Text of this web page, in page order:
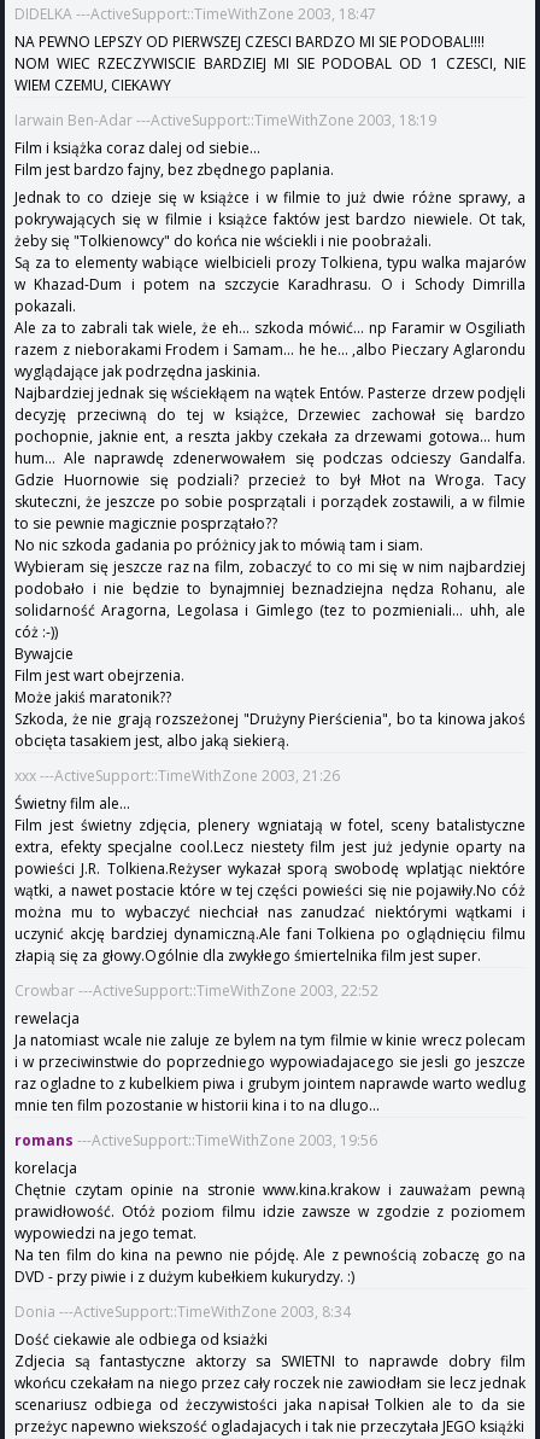
DIDELKA ---ActiveSupport::TimeWithZone 2003, 18:47
NA PEWNO LEPSZY OD PIERWSZEJ CZESCI BARDZO MI SIE PODOBAL!!!!
NOM WIEC RZECZYWISCIE BARDZIEJ MI SIE PODOBAL OD 1 CZESCI, NIE
WIEM CZEMU, CIEKAWY
Iarwain Ben-Adar ---ActiveSupport::TimeWithZone 2003, 18:19
Film i książka coraz dalej od siebie...
Film jest bardzo fajny, bez zbędnego paplania.
Jednak to co dzieje się w książce i w filmie to już dwie różne sprawy, a
pokrywających się w filmie i książce faktów jest bardzo niewiele. Ot tak,
żeby się "Tolkienowcy" do końca nie wściekli i nie poobrażali.
Są za to elementy wabiące wielbicieli prozy Tolkiena, typu walka majarów
w Khazad-Dum i potem na szczycie Karadhrasu. O i Schody Dimrilla
pokazali.
Ale za to zabrali tak wiele, że eh... szkoda mówić... np Faramir w Osgiliath
razem z nieborakami Frodem i Samam... he he... ,albo Pieczary Aglarondu
wyglądające jak podrzędna jaskinia.
Najbardziej jednak się wściekłąem na wątek Entów. Pasterze drzew podjęli
decyzję przeciwną do tej w książce, Drzewiec zachował się bardzo
pochopnie, jaknie ent, a reszta jakby czekała za drzewami gotowa... hum
hum... Ale naprawdę zdenerwowałem się podczas odcieszy Gandalfa.
Gdzie Huornowie się podziali? przecież to był Młot na Wroga. Tacy
skuteczni, że jeszcze po sobie posprzątali i porządek zostawili, a w filmie
to sie pewnie magicznie posprzątało??
No nic szkoda gadania po próżnicy jak to mówią tam i siam.
Wybieram się jeszcze raz na film, zobaczyć to co mi się w nim najbardziej
podobało i nie będzie to bynajmniej beznadziejna nędza Rohanu, ale
solidarność Aragorna, Legolasa i Gimlego (tez to pozmieniali... uhh, ale
cóż :-))
Bywajcie
Film jest wart obejrzenia.
Może jakiś maratonik??
Szkoda, że nie grają rozszeżonej "Drużyny Pierścienia", bo ta kinowa jakoś
obcięta tasakiem jest, albo jaką siekierą.
xxx ---ActiveSupport::TimeWithZone 2003, 21:26
Świetny film ale...
Film jest świetny zdjęcia, plenery wgniatają w fotel, sceny batalistyczne
extra, efekty specjalne cool.Lecz niestety film jest już jedynie oparty na
powieści J.R. Tolkiena.Reżyser wykazał sporą swobodę wplatjąc niektóre
wątki, a nawet postacie które w tej części powieści się nie pojawiły.No cóż
można mu to wybaczyć niechciał nas zanudzać niektórymi wątkami i
uczynić akcję bardziej dynamiczną.Ale fani Tolkiena po oglądnięciu filmu
złapią się za głowy.Ogólnie dla zwykłego śmiertelnika film jest super.
Crowbar ---ActiveSupport::TimeWithZone 2003, 22:52
rewelacja
Ja natomiast wcale nie zaluje ze bylem na tym filmie w kinie wrecz polecam
i w przeciwinstwie do poprzedniego wypowiadajacego sie jesli go jeszcze
raz ogladne to z kubelkiem piwa i grubym jointem naprawde warto wedlug
mnie ten film pozostanie w historii kina i to na dlugo...
romans ---ActiveSupport::TimeWithZone 2003, 19:56
korelacja
Chętnie czytam opinie na stronie www.kina.krakow i zauważam pewną
prawidłowość. Otóż poziom filmu idzie zawsze w zgodzie z poziomem
wypowiedzi na jego temat.
Na ten film do kina na pewno nie pójdę. Ale z pewnością zobaczę go na
DVD - przy piwie i z dużym kubełkiem kukurydzy. :)
Donia ---ActiveSupport::TimeWithZone 2003, 8:34
Dość ciekawie ale odbiega od ksiażki
Zdjecia są fantastyczne aktorzy sa SWIETNI to naprawde dobry film
wkońcu czekałam na niego przez cały roczek nie zawiodłam sie lecz jednak
scenariusz odbiega od żeczywistości jaka napisał Tolkien ale to da sie
przeżyc napewno wiekszość ogladajacych i tak nie przeczytała JEGO książki